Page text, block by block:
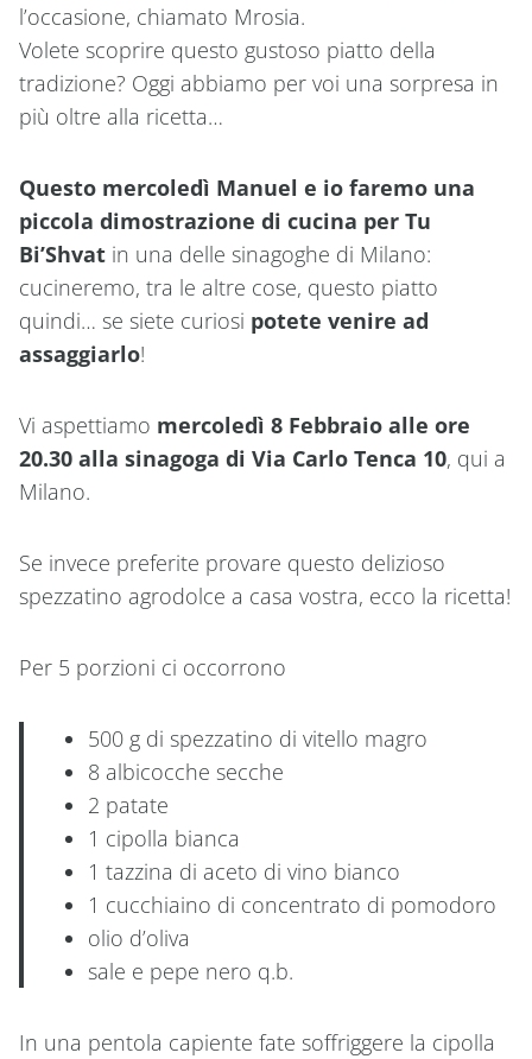
l’occasione, chiamato Mrosia.
Volete scoprire questo gustoso piatto della
tradizione? Oggi abbiamo per voi una sorpresa in
più oltre alla ricetta…
Questo mercoledì Manuel e io faremo una
piccola dimostrazione di cucina per Tu
Bi’Shvat in una delle sinagoghe di Milano:
cucineremo, tra le altre cose, questo piatto
quindi… se siete curiosi potete venire ad
assaggiarlo!
Vi aspettiamo mercoledì 8 Febbraio alle ore
20.30 alla sinagoga di Via Carlo Tenca 10, qui a
Milano.
Se invece preferite provare questo delizioso
spezzatino agrodolce a casa vostra, ecco la ricetta!
Per 5 porzioni ci occorrono
500 g di spezzatino di vitello magro
8 albicocche secche
2 patate
1 cipolla bianca
1 tazzina di aceto di vino bianco
1 cucchiaino di concentrato di pomodoro
olio d’oliva
sale e pepe nero q.b.
In una pentola capiente fate soffriggere la cipolla